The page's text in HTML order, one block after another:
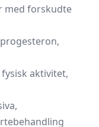
med forskudte
aktivitet,